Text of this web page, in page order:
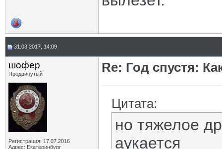
31.03.2017, 14:09
шофер
Продвинутый
Регистрация: 17.07.2016
Адрес: Екатеринбург
Re: Год спустя:
Цитата:
но тяжелое
аукается